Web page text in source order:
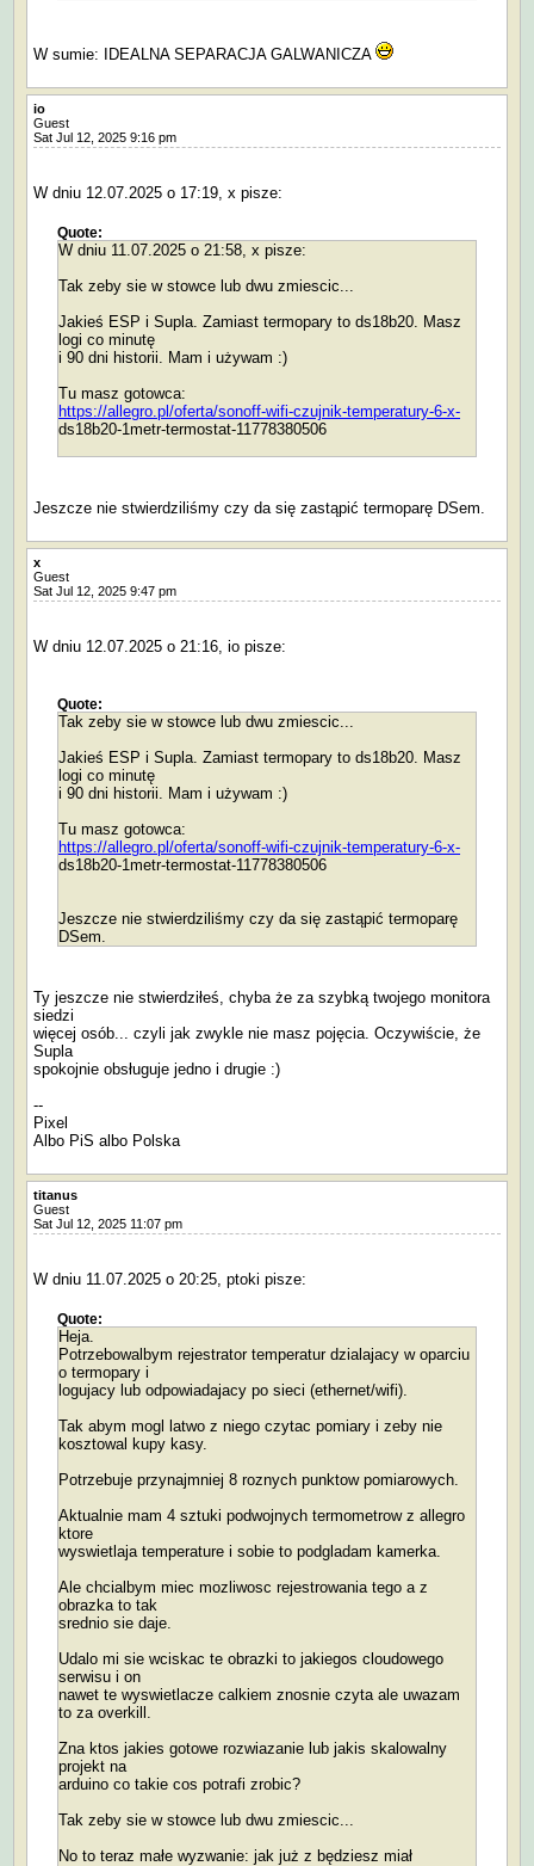
W sumie: IDEALNA SEPARACJA GALWANICZA
io
Guest
Sat Jul 12, 2025 9:16 pm
W dniu 12.07.2025 o 17:19, x pisze:
Quote:
W dniu 11.07.2025 o 21:58, x pisze:
Tak zeby sie w stowce lub dwu zmiescic...
Jakieś ESP i Supla. Zamiast termopary to ds18b20. Masz
logi co minutę
i 90 dni historii. Mam i używam :)
Tu masz gotowca:
https://allegro.pl/oferta/sonoff-wifi-czujnik-temperatury-6-x-
ds18b20-1metr-termostat-11778380506
Jeszcze nie stwierdziliśmy czy da się zastąpić termoparę DSem.
x
Guest
Sat Jul 12, 2025 9:47 pm
W dniu 12.07.2025 o 21:16, io pisze:
Quote:
Tak zeby sie w stowce lub dwu zmiescic...
Jakieś ESP i Supla. Zamiast termopary to ds18b20. Masz
logi co minutę
i 90 dni historii. Mam i używam :)
Tu masz gotowca:
https://allegro.pl/oferta/sonoff-wifi-czujnik-temperatury-6-x-
ds18b20-1metr-termostat-11778380506
Jeszcze nie stwierdziliśmy czy da się zastąpić termoparę
DSem.
Ty jeszcze nie stwierdziłeś, chyba że za szybką twojego monitora
siedzi
więcej osób... czyli jak zwykle nie masz pojęcia. Oczywiście, że
Supla
spokojnie obsługuje jedno i drugie :)
--
Pixel
Albo PiS albo Polska
titanus
Guest
Sat Jul 12, 2025 11:07 pm
W dniu 11.07.2025 o 20:25, ptoki pisze:
Quote:
Heja.
Potrzebowalbym rejestrator temperatur dzialajacy w oparciu
o termopary i
logujacy lub odpowiadajacy po sieci (ethernet/wifi).
Tak abym mogl latwo z niego czytac pomiary i zeby nie
kosztowal kupy kasy.
Potrzebuje przynajmniej 8 roznych punktow pomiarowych.
Aktualnie mam 4 sztuki podwojnych termometrow z allegro
ktore
wyswietlaja temperature i sobie to podgladam kamerka.
Ale chcialbym miec mozliwosc rejestrowania tego a z
obrazka to tak
srednio sie daje.
Udalo mi sie wciskac te obrazki to jakiegos cloudowego
serwisu i on
nawet te wyswietlacze calkiem znosnie czyta ale uwazam
to za overkill.
Zna ktos jakies gotowe rozwiazanie lub jakis skalowalny
projekt na
arduino co takie cos potrafi zrobic?
Tak zeby sie w stowce lub dwu zmiescic...
No to teraz małe wyzwanie: jak już z będziesz miał